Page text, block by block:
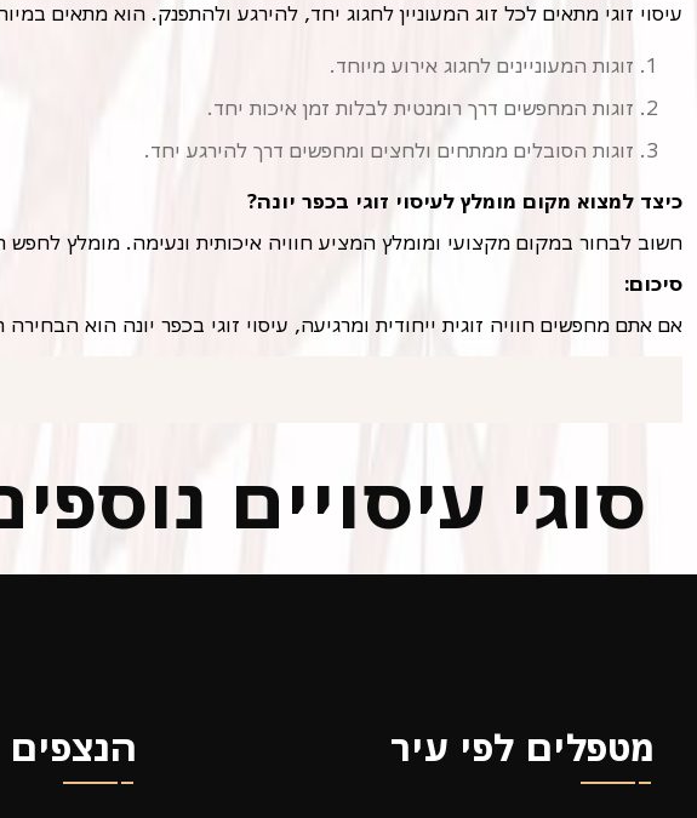
עיסוי זוגי מתאים לכל זוג המעוניין לחגוג יחד, להירגע ולהתפנק. הוא מתאים
זוגות המעוניינים לחגוג אירוע מיוחד.
זוגות המחפשים דרך רומנטית לבלות זמן איכות יחד.
זוגות הסובלים ממתחים ולחצים ומחפשים דרך להירגע יחד.
כיצד למצוא מקום מומלץ לעיסוי זוגי בכפר יונה?
חשוב לבחור במקום מקצועי ומומלץ המציע חוויה איכותית ונעימה. מומלץ
סיכום:
אם אתם מחפשים חוויה זוגית ייחודית ומרגיעה, עיסוי זוגי בכפר יונה הוא
סוגי עיסויים
הנצפים מטפלים לפי עיר